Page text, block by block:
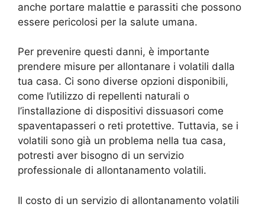
anche portare malattie e parassiti che possono
essere pericolosi per la salute umana.
Per prevenire questi danni, è importante
prendere misure per allontanare i volatili dalla
tua casa. Ci sono diverse opzioni disponibili,
come l’utilizzo di repellenti naturali o
l’installazione di dispositivi dissuasori come
spaventapasseri o reti protettive. Tuttavia, se i
volatili sono già un problema nella tua casa,
potresti aver bisogno di un servizio
professionale di allontanamento volatili.
Il costo di un servizio di allontanamento volatili